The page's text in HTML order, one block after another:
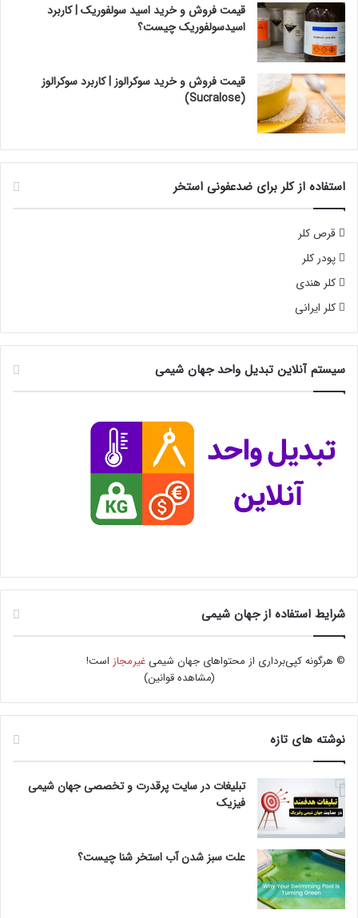
قیمت فروش و خرید اسید سولفوریک | کاربرد
اسیدسولفوریک چیست؟
قیمت فروش و خرید سوکرالوز | کاربرد سوکرالوز
(Sucralose)
استفاده از کلر برای ضدعفونی استخر
قرص کلر
پودر کلر
کلر هندی
کلر ایرانی
سیستم آنلاین تبدیل واحد جهان شیمی
شرایط استفاده از جهان شیمی
© هرگونه کپی‌برداری از محتواهای جهان شیمیغیرمجاز است!
(مشاهده قوانین)
نوشته های تازه
تبلیغات در سایت پرقدرت و تخصصی جهان شیمی
فیزیک
علت سبز شدن آب استخر شنا چیست؟